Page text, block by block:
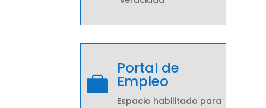

Portal de
Empleo
Espacio habilitado para